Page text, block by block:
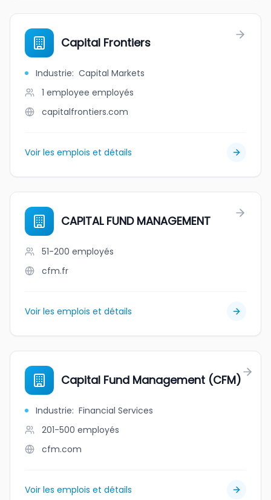
Capital Frontiers
Industrie: Capital Markets
1 employee employés
capitalfrontiers.com
Voir les emplois et détails
CAPITAL FUND MANAGEMENT
51-200 employés
cfm.fr
Voir les emplois et détails
Capital Fund Management (CFM)
Industrie: Financial Services
201-500 employés
cfm.com
Voir les emplois et détails